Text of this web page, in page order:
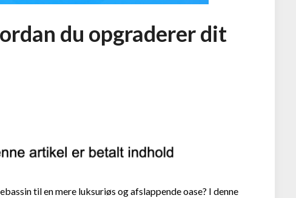
du opgraderer dit
til en mere luksuriøs og afslappende oase? I denne